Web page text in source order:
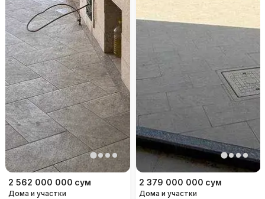
2 562 000 000 сум
Дома и участки
2 379 000 000 сум
Дома и участки